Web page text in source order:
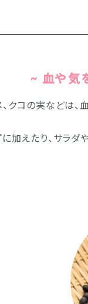
~ 血や気
クコの実などは、
加えたり、サラ